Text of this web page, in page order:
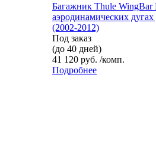
Багажник Thule WingBar
аэродинамических
(2002-2012)
Под заказ
(до 40 дней)
41 120 руб. /комп.
Подробнее